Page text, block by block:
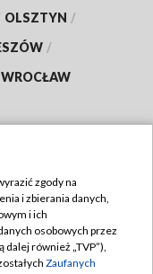
OLSZTYN /
/
WROCŁAW
zgody na
i zbierania danych,
i ich
osobowych przez
dalej również „TVP”),
Zaufanych